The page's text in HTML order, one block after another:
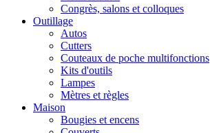
Congrès, salons et colloques
Outillage
Autos
Cutters
Couteaux de poche multifonctions
Kits d'outils
Lampes
Mètres et règles
Maison
Bougies et encens